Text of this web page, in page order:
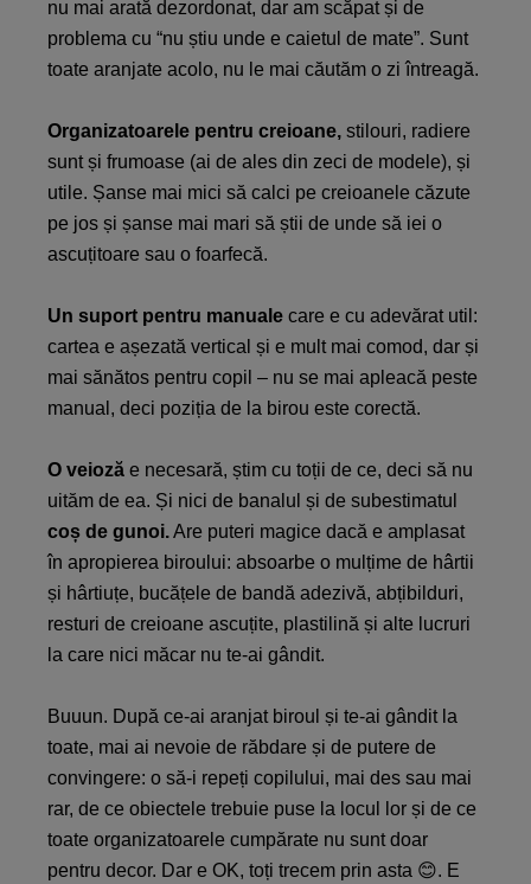
nu mai arată dezordonat, dar am scăpat și de
problema cu “nu știu unde e caietul de mate”. Sunt
toate aranjate acolo, nu le mai căutăm o zi întreagă.
Organizatoarele pentru creioane, stilouri, radiere
sunt și frumoase (ai de ales din zeci de modele), și
utile. Șanse mai mici să calci pe creioanele căzute
pe jos și șanse mai mari să știi de unde să iei o
ascuțitoare sau o foarfecă.
Un suport pentru manuale care e cu adevărat util:
cartea e așezată vertical și e mult mai comod, dar și
mai sănătos pentru copil – nu se mai apleacă peste
manual, deci poziția de la birou este corectă.
O veioză e necesară, știm cu toții de ce, deci să nu
uităm de ea. Și nici de banalul și de subestimatul
coș de gunoi.Are puteri magice dacă e amplasat
în apropierea biroului: absoarbe o mulțime de hârtii
și hârtiuțe, bucățele de bandă adezivă, abțibilduri,
resturi de creioane ascuțite, plastilină și alte lucruri
la care nici măcar nu te-ai gândit.
Buuun. După ce-ai aranjat biroul și te-ai gândit la
toate, mai ai nevoie de răbdare și de putere de
convingere: o să-i repeți copilului, mai des sau mai
rar, de ce obiectele trebuie puse la locul lor și de ce
toate organizatoarele cumpărate nu sunt doar
pentru decor. Dar e OK, toți trecem prin asta 😊. E